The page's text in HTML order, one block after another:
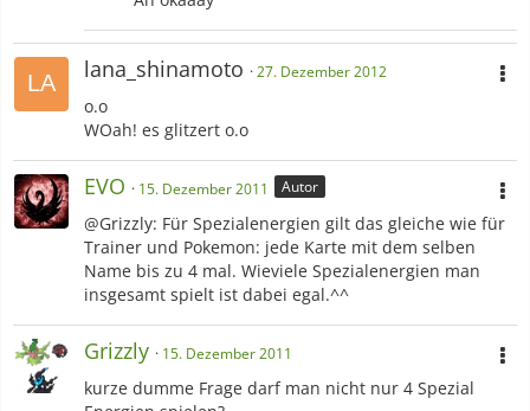
lana_shinamoto 27. Dezember 2012
o.o
WOah! es glitzert o.o
EVO 15. Dezember 2011 Autor
@Grizzly: Für Spezialenergien gilt das gleiche wie für
Trainer und Pokemon: jede Karte mit dem selben
Name bis zu 4 mal. Wieviele Spezialenergien man
insgesamt spielt ist dabei egal.^^
Grizzly 15. Dezember 2011
kurze dumme Frage darf man nicht nur 4 Spezial